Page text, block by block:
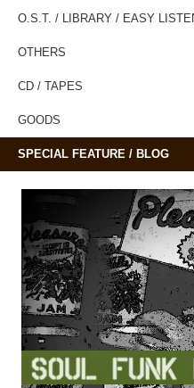
O.S.T. / LIBRARY / EASY
OTHERS
CD / TAPES
GOODS
SPECIAL FEATURE / BLOG